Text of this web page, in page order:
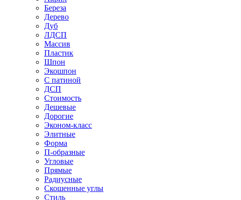
Береза
Дерево
Дуб
ЛДСП
Массив
Пластик
Шпон
Экошпон
С патиной
ДСП
Стоимость
Дешевые
Дорогие
Эконом-класс
Элитные
Форма
П-образные
Угловые
Прямые
Радиусные
Скошенные углы
Стиль